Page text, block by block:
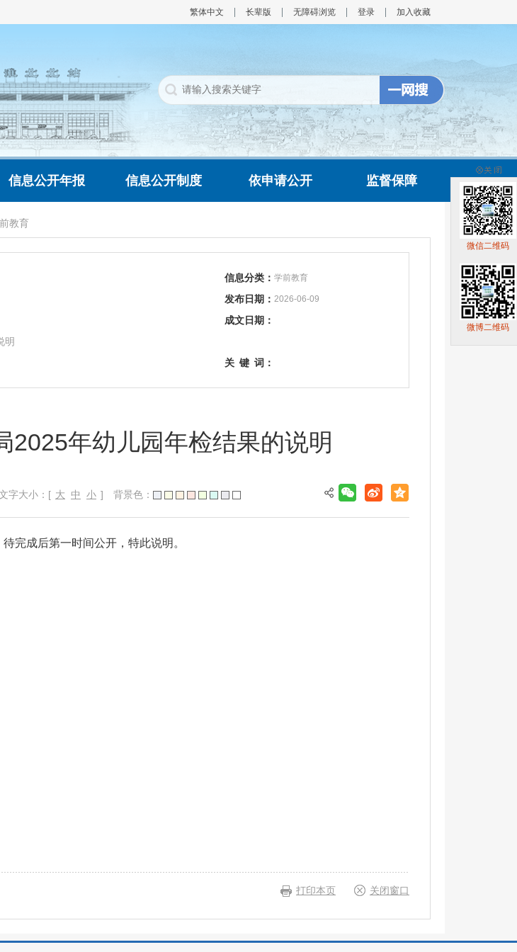
繁体中文 长辈版 无障碍浏览 登录 加入收藏
信息公开年报 信息公开制度 依申请公开 监督保障
教育
信息分类： 学前教育
发布日期： 2026-06-09
成文日期：
明
关 键 词：
2025年幼儿园年检结果的说明
字大小：[ 大 中 小 ] 背景色：
完成后第一时间公开，特此说明。
打印本页 关闭窗口
微信二维码
微博二维码